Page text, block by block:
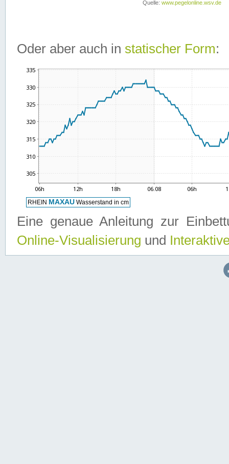
Oder aber auch in statischer Form:
Eine genaue Anleitung zur
Online-Visualisierung und